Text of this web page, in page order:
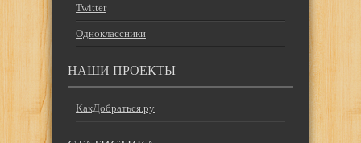
Twitter
Одноклассники
НАШИ ПРОЕКТЫ
КакДобраться.ру